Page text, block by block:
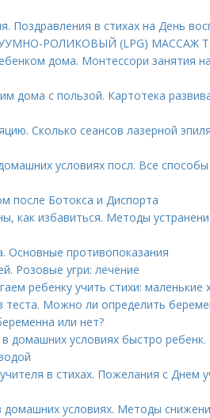
Поздравления в стихах на День
РОЛИКОВЫЙ (LPG) МАССАЖ
дома. Монтессори занятия
дома с пользой. Картотека
Сколько сеансов лазерной
условиях посл. Все
после Ботокса и Диспорта
как избавиться. Методы
Основные противопоказания
Розовые угри: лечение
ребенку учить стихи: маленькие
теста. Можно ли определить
или нет?
домашних условиях быстро
в стихах. Пожелания с Днем
домашних условиях. Методы